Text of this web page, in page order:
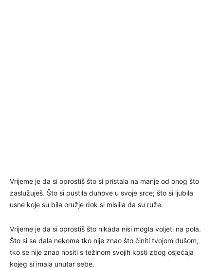
Vrijeme je da si oprostiš što si pristala na manje od onog što
zaslužuješ. Što si pustila duhove u svoje srce; što si ljubila
usne koje su bila oružje dok si mislila da su ruže.
Vrijeme je da si oprostiš što nikada nisi mogla voljeti na pola.
Što si se dala nekome tko nije znao što činiti tvojom dušom,
tko se nije znao nositi s težinom svojih kosti zbog osjećaja
kojeg si imala unutar sebe.